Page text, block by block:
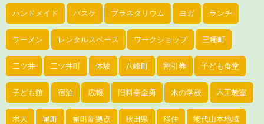
ハンドメイド バスケ プラネタリウム ヨガ ランチ
ラーメン レンタルスペース ワークショップ 三種町
二ツ井 二ツ井町 体験 八峰町 割引券 子ども食堂
子ども館 宿泊 広報 旧料亭金勇 木の学校 木工教室
求人 畠町 畠町新拠点 秋田県 移住 能代山本地域